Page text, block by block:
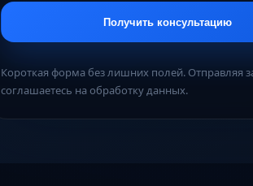
Получить консультацию
Короткая форма без лишних полей. Отправляя
соглашаетесь на обработку данных.